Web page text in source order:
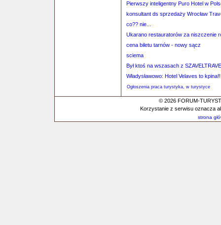
Pierwszy inteligentny Puro Hotel w
konsultant ds sprzedaży Wrocław
co?? nie...
Ukarano restauratorów za niszczenie
cena biletu tarnów - nowy sącz
sciema
Był ktoś na wszasach z
Władysławowo: Hotel Velaves to kpina!!
Ogłoszenia praca turystyka, w turystyce
© 2026 FORUM-
Korzystanie z serwisu oznacza
strona